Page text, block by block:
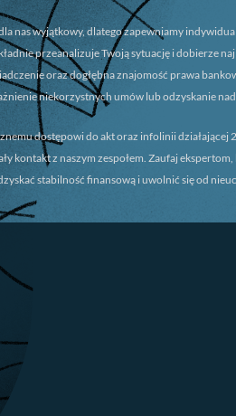
nas wyjątkowy, dlatego zapewniamy
przeanalizuje Twoją sytuację i dobierze
oraz dogłębna znajomość prawa
niekorzystnych umów lub odzyskanie
dostępowi do akt oraz infolinii działającej
kontakt z naszym zespołem. Zaufaj
stabilność finansową i uwolnić się od